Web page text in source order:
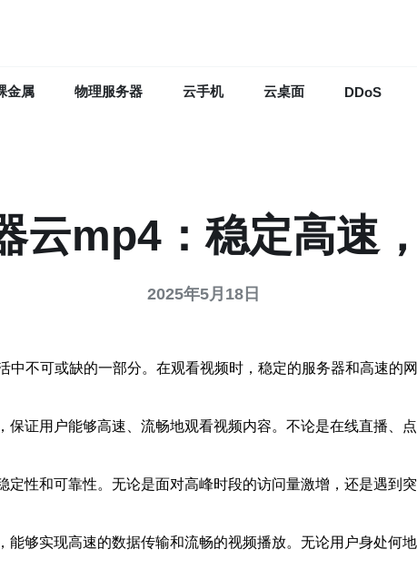
金属 物理服务器 云手机 云桌面 DDoS
云mp4：稳定高速
2025年5月18日
不可或缺的一部分。在观看视频时，稳定的服务器和高速的
证用户能够高速、流畅地观看视频内容。不论是在线直播、
性和可靠性。无论是面对高峰时段的访问量激增，还是遇到
够实现高速的数据传输和流畅的视频播放。无论用户身处何